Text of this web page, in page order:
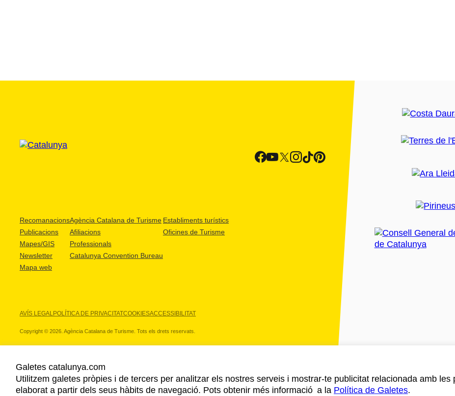
Recomanacions
Publicacions
Mapes/GIS
Newsletter
Mapa web
Agència Catalana de Turisme
Afiliacions
Professionals
Catalunya Convention Bureau
Establiments turístics
Oficines de Turisme
AVÍS LEGALPOLÍTICA DE PRIVACITATCOOKIESACCESSIBILITAT
Copyright © 2026. Agència Catalana de Turisme. Tots els drets reservats.
ELS NOSTRES PARTNERS
Galetes catalunya.com
Utilitzem galetes pròpies i de tercers per analitzar els nostres serveis i mostrar-te publicitat relacionada amb les
elaborat a partir dels seus hàbits de navegació. Pots obtenir més informació a la Política de Galetes.